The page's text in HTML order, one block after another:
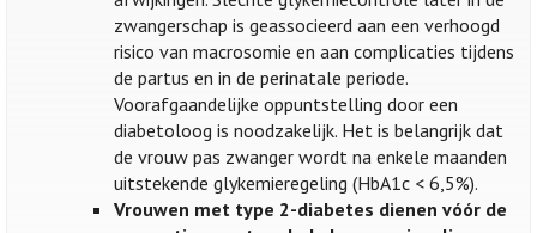
zwangerschap is geassocieerd aan een verhoogd
risico van macrosomie en aan complicaties tijdens
de partus en in de perinatale periode.
Voorafgaandelijke oppuntstelling door een
diabetoloog is noodzakelijk. Het is belangrijk dat
de vrouw pas zwanger wordt na enkele maanden
uitstekende glykemieregeling (HbA1c < 6,5%).
Vrouwen met type 2-diabetes dienen vóór de